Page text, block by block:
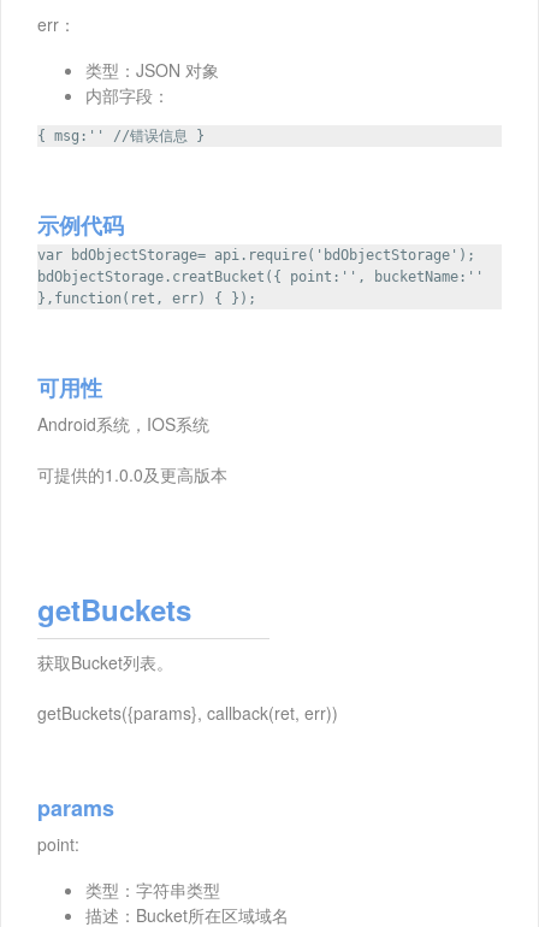
err：
类型：JSON 对象
内部字段：
{ msg:'' //错误信息 }
示例代码
var bdObjectStorage= api.require('bdObjectStorage');
bdObjectStorage.creatBucket({ point:'', bucketName:''
},function(ret, err) { });
可用性
Android系统，IOS系统
可提供的1.0.0及更高版本
getBuckets
获取Bucket列表。
getBuckets({params}, callback(ret, err))
params
point:
类型：字符串类型
描述：Bucket所在区域域名